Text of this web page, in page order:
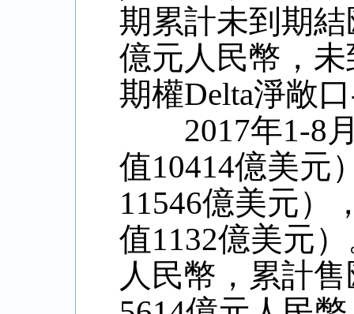
期累計未到期
億元人民幣，
期權Delta淨敞
2017年1-8月
值10414億美元
11546億美元）
值1132億美元
人民幣，累計